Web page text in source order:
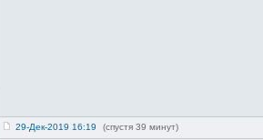
29-Дек-2019 16:19 (спустя 39 минут)